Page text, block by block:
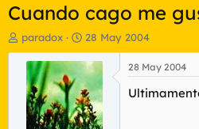
Cuando cago me
I
n
a
d
paradox
F
e
c
h
a
d
e
28 May 2004
28 May 2004